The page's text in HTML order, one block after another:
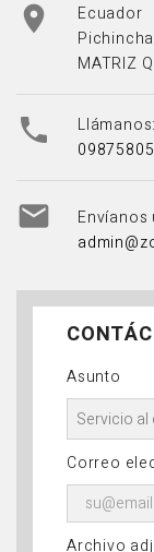

Ecuador
Pichincha
MATRIZ

Llámanos:

Asunto
Correo
Archivo